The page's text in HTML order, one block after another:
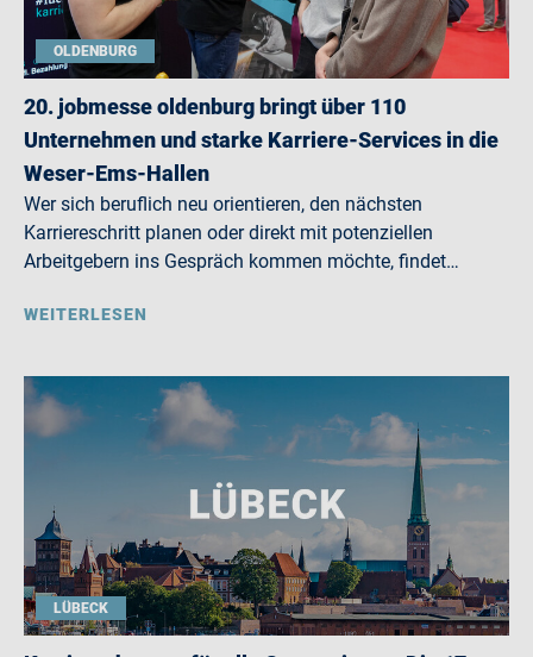
OLDENBURG
20. jobmesse oldenburg bringt über 110
Unternehmen und starke Karriere-Services in die
Weser-Ems-Hallen
Wer sich beruflich neu orientieren, den nächsten
Karriereschritt planen oder direkt mit potenziellen
Arbeitgebern ins Gespräch kommen möchte, findet…
WEITERLESEN
LÜBECK